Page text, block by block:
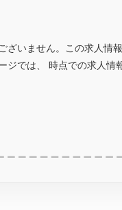
ざいません。この求人情
ジでは、 時点での求人情